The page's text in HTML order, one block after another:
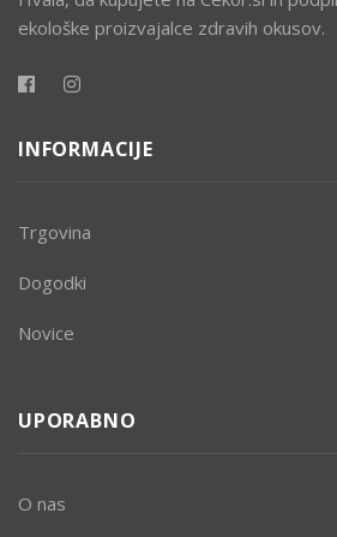
ekološke proizvajalce zdravih okusov.
INFORMACIJE
Trgovina
Dogodki
Novice
UPORABNO
O nas